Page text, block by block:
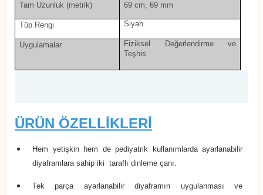
Tam Uzunluk (metrik) 69 cm, 69 mm
Tüp Rengi Siyah
Uygulamalar
Fiziksel Değerlendirme ve
Teşhis
ÜRÜN ÖZELLİKLERİ
Hem yetişkin hem de pediyatrik kullanımlarda ayarlanabilir
diyaframlara sahip iki taraflı dinleme çanı.
Tek parça ayarlanabilir diyaframın uygulanması ve